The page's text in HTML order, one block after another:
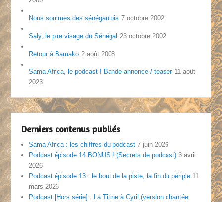
Nous sommes des sénégaulois 7 octobre 2002
Saly, le pire visage du Sénégal 23 octobre 2002
Retour à Bamako 2 août 2008
Sama Africa, le podcast ! Bande-annonce / teaser 11 août
2023
Derniers contenus publiés
Sama Africa : les chiffres du podcast 7 juin 2026
Podcast épisode 14 BONUS ! (Secrets de podcast) 3 avril
2026
Podcast épisode 13 : le bout de la piste, la fin du périple 11
mars 2026
Podcast [Hors série] : La Titine à Cyril (version chantée